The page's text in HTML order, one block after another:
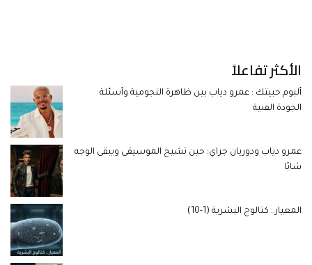
الأكثر تفاعلاً
ألبوم حبيتك : عمرو دياب بين ظاهرة النجومية وأسئلة
الجودة الفنية
عمرو دياب ودوريان جراي: حين تشيخ الموسيقى ويبقى الوجه
شابًا
المعيار.. كتالوج البشرية (1-10)